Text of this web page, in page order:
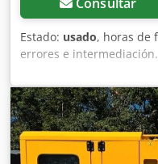
Estado: usado, horas de
errores e
PERKINS. Cjdpfx Aszp
reacondicionado.
con un coste adicional.
gusto aceptaremos su
Posibilidad de
¿Tiene alguna pregunta?